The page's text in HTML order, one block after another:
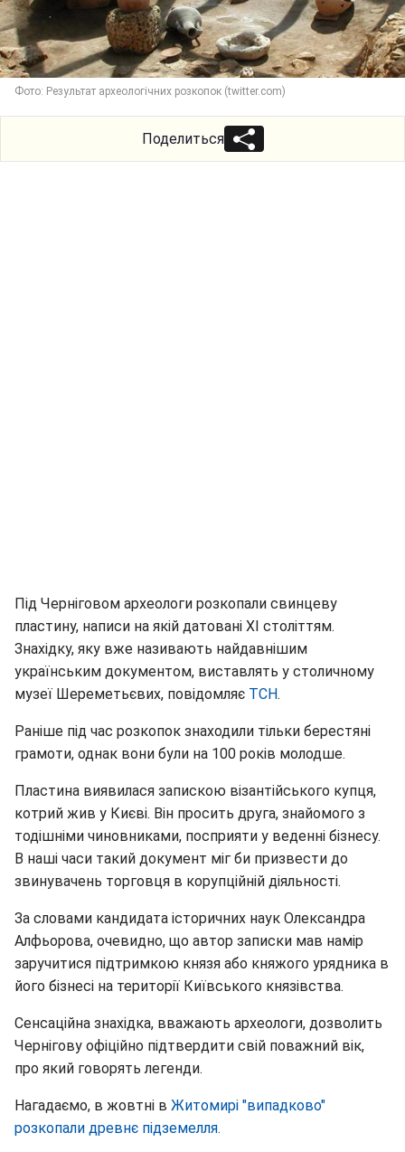
Фото: Результат археологічних розкопок (twitter.com)
Поделиться
Під Черніговом археологи розкопали свинцеву
пластину, написи на якій датовані XI століттям.
Знахідку, яку вже називають найдавнішим
українським документом, виставлять у столичному
музеї Шереметьєвих, повідомляє ТСН.
Раніше під час розкопок знаходили тільки берестяні
грамоти, однак вони були на 100 років молодше.
Пластина виявилася запискою візантійського купця,
котрий жив у Києві. Він просить друга, знайомого з
тодішніми чиновниками, посприяти у веденні бізнесу.
В наші часи такий документ міг би призвести до
звинувачень торговця в корупційній діяльності.
За словами кандидата історичних наук Олександра
Алфьорова, очевидно, що автор записки мав намір
заручитися підтримкою князя або княжого урядника в
його бізнесі на території Київського князівства.
Сенсаційна знахідка, вважають археологи, дозволить
Чернігову офіційно підтвердити свій поважний вік,
про який говорять легенди.
Нагадаємо, в жовтні в Житомирі "випадково"
розкопали древнє підземелля.